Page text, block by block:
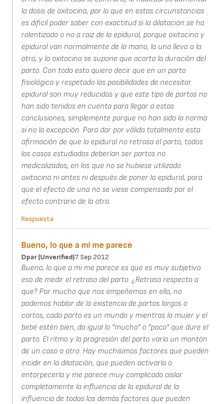
la dosis de oxitocina, por lo que en estas circunstancias
es dificil poder saber con exactitud si la dilatación se ha
ralentizado o no a raiz de la epidural, porque oxitocina y
epidural van normalmente de la mano, la una lleva a la
otra, y la oxitocina se supone que acorta la duración del
parto. Con todo esto quiero decir que en un parto
fisiológico y respetado las posibilidades de necesitar
epidural son muy reducidas y que este tipo de partos no
han sido tenidos en cuenta para llegar a estas
conclusiones, simplemente porque no han sido la norma
si no la excepción. Para dar por válida totalmente esta
afirmación de que la epidural no retrasa el parto, todos
los casos estudiados deberían ser partos no
medicalizados, en los que no se hubiese utilizado
oxitocina ni antes ni después de poner la epidural, para
que el efecto de una no se viese compensado por el
efecto contrario de la otra.
Respuesta
Bueno, lo que a mi me parece
Dpar (unverified)7 Sep 2012
Bueno, lo que a mi me parece es que es muy subjetivo
eso de medir el retraso del parto. ¿Retraso respecto a
que? Por mucho que nos empeñemos en ello, no
podemos hablar de la existencia de partos largos o
cortos, cada parto es un mundo y mientras la mujer y el
bebé estén bien, da igual lo "mucho" o "poco" que dure el
parto. El ritmo y la progresión del parto varía un montón
de un caso a otro. Hay muchisimos factores que pueden
incidir en la dilatación, que pueden activarla o
entorpecerla y me parece muy complicado aislar
completamente la influencia de la epidural de la
influencia de todos los demás factores que pueden